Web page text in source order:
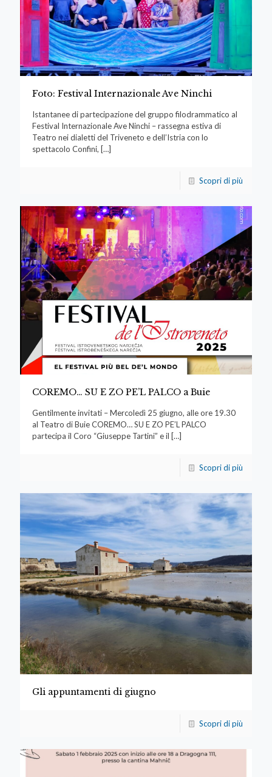
Foto: Festival Internazionale Ave Ninchi
Istantanee di partecipazione del gruppo filodrammatico al
Festival Internazionale Ave Ninchi – rassegna estiva di
Teatro nei dialetti del Triveneto e dell’Istria con lo
spettacolo Confini, […]
Scopri di più
COREMO… SU E ZO PE’L PALCO a Buie
Gentilmente invitati – Mercoledì 25 giugno, alle ore 19.30
al Teatro di Buie COREMO… SU E ZO PE’L PALCO
partecipa il Coro “Giuseppe Tartini” e il […]
Scopri di più
Gli appuntamenti di giugno
Scopri di più